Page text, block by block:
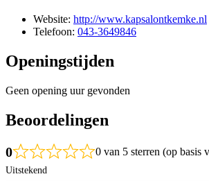
Website: http://www.kapsalontkemke.nl
Telefoon: 043-3649846
Openingstijden
Geen opening uur gevonden
Beoordelingen
0 0 van 5 sterren (op basis
Uitstekend